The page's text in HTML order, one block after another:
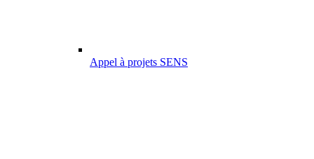
Appel à projets SENS